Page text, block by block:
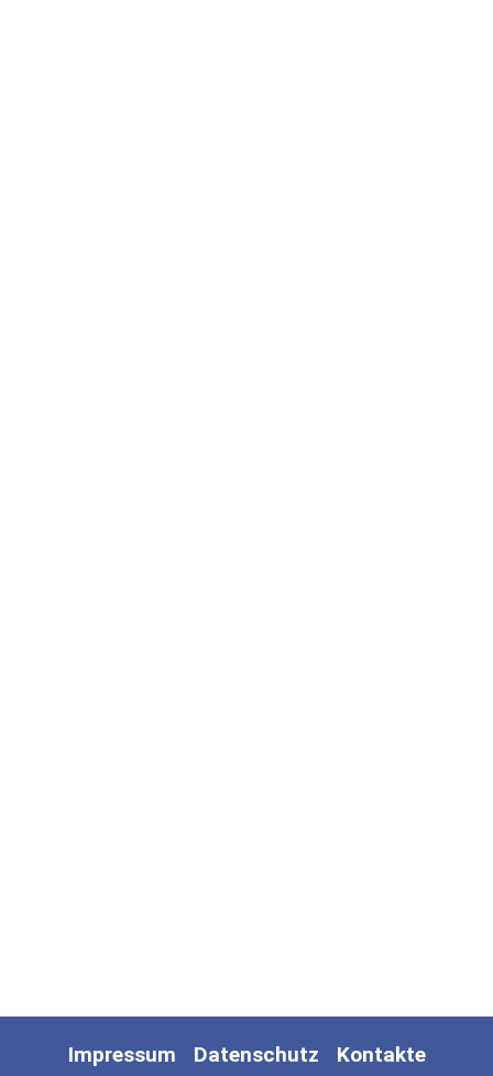
Impressum Datenschutz
Kontakte